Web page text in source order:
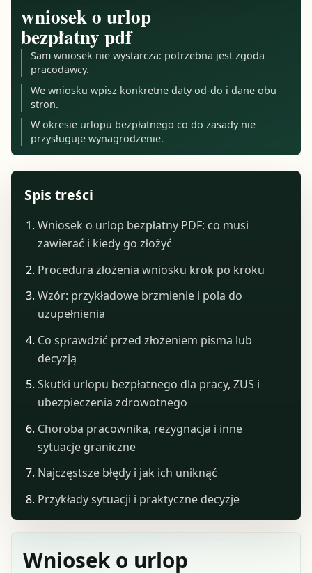
wniosek o urlop
bezpłatny pdf
Sam wniosek nie wystarcza: potrzebna jest zgoda
pracodawcy.
We wniosku wpisz konkretne daty od-do i dane obu
stron.
W okresie urlopu bezpłatnego co do zasady nie
przysługuje wynagrodzenie.
Wniosek o urlop
Spis treści
Wniosek o urlop bezpłatny PDF: co musi
zawierać i kiedy go złożyć
Procedura złożenia wniosku krok po kroku
Wzór: przykładowe brzmienie i pola do
uzupełnienia
Co sprawdzić przed złożeniem pisma lub
decyzją
Skutki urlopu bezpłatnego dla pracy, ZUS i
ubezpieczenia zdrowotnego
Choroba pracownika, rezygnacja i inne
sytuacje graniczne
Najczęstsze błędy i jak ich uniknąć
Przykłady sytuacji i praktyczne decyzje